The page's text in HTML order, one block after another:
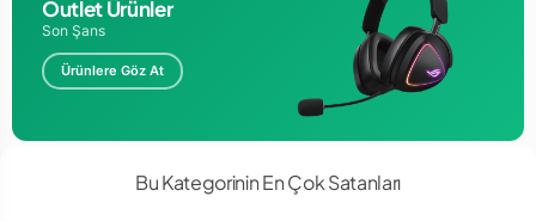
Outlet Ürünler
Son Şans
Ürünlere Göz At
Bu Kategorinin En Çok Satanları